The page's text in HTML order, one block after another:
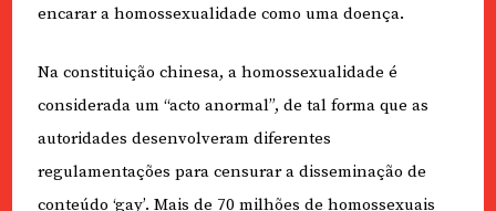
encarar a homossexualidade como uma doença.
Na constituição chinesa, a homossexualidade é
considerada um “acto anormal”, de tal forma que as
autoridades desenvolveram diferentes
regulamentações para censurar a disseminação de
conteúdo ‘gay’. Mais de 70 milhões de homossexuais